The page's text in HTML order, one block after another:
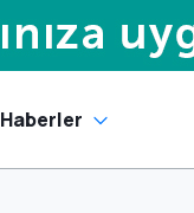
Haberler